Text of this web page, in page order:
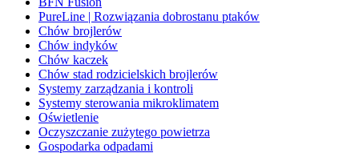
PureLine | Rozwiązania dobrostanu ptaków
Chów brojlerów
Chów indyków
Chów kaczek
Chów stad rodzicielskich brojlerów
Systemy zarządzania i kontroli
Systemy sterowania mikroklimatem
Oświetlenie
Oczyszczanie zużytego powietrza
Gospodarka odpadami